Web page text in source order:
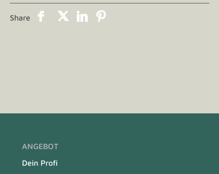
Share
ANGEBOT
Dein Profi